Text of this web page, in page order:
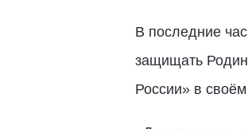
В последние
защищать
России» в